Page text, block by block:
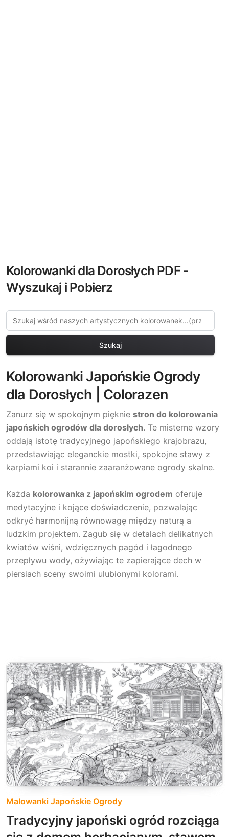
Kolorowanki dla Dorosłych PDF -
Wyszukaj i Pobierz
Szukaj
Kolorowanki Japońskie Ogrody
dla Dorosłych | Colorazen
Zanurz się w spokojnym pięknie stron do kolorowania
japońskich ogrodów dla dorosłych. Te misterne wzory
oddają istotę tradycyjnego japońskiego krajobrazu,
przedstawiając eleganckie mostki, spokojne stawy z
karpiami koi i starannie zaaranżowane ogrody skalne.
Każda kolorowanka z japońskim ogrodem oferuje
medytacyjne i kojące doświadczenie, pozwalając
odkryć harmonijną równowagę między naturą a
ludzkim projektem. Zagub się w detalach delikatnych
kwiatów wiśni, wdzięcznych pagód i łagodnego
przepływu wody, ożywiając te zapierające dech w
piersiach sceny swoimi ulubionymi kolorami.
Malowanki Japońskie Ogrody
Tradycyjny japoński ogród rozciąga